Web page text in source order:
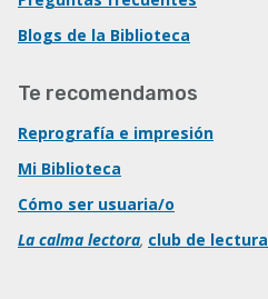
Blogs de la Biblioteca
Te recomendamos
Reprografía e impresión
Mi Biblioteca
Cómo ser usuaria/o
La calma lectora, club de lectura